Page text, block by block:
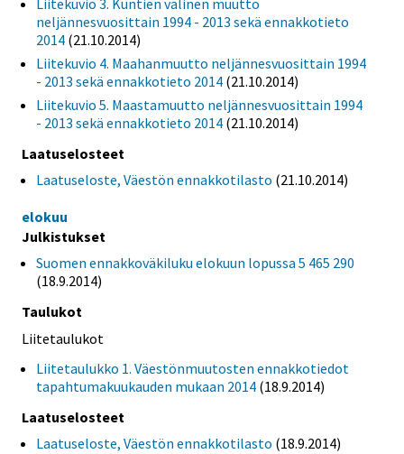
Liitekuvio 3. Kuntien välinen muutto
neljännesvuosittain 1994 - 2013 sekä ennakkotieto
2014 (21.10.2014)
Liitekuvio 4. Maahanmuutto neljännesvuosittain 1994
- 2013 sekä ennakkotieto 2014 (21.10.2014)
Liitekuvio 5. Maastamuutto neljännesvuosittain 1994
- 2013 sekä ennakkotieto 2014 (21.10.2014)
Laatuselosteet
Laatuseloste, Väestön ennakkotilasto (21.10.2014)
elokuu
Julkistukset
Suomen ennakkoväkiluku elokuun lopussa 5 465 290
(18.9.2014)
Taulukot
Liitetaulukot
Liitetaulukko 1. Väestönmuutosten ennakkotiedot
tapahtumakuukauden mukaan 2014 (18.9.2014)
Laatuselosteet
Laatuseloste, Väestön ennakkotilasto (18.9.2014)